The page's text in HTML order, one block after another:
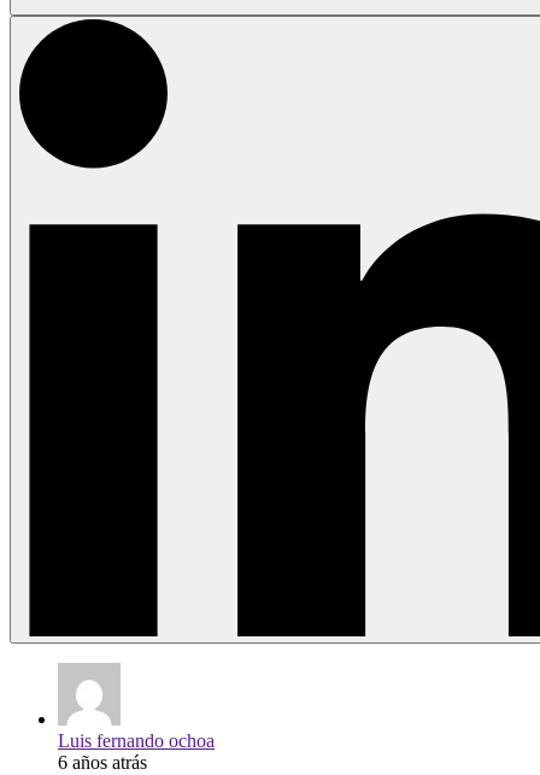
Luis fernando ochoa
6 años atrás